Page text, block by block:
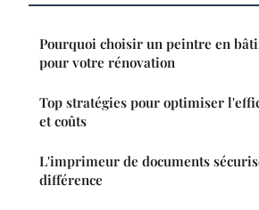
Pourquoi choisir un peintre en
pour votre rénovation
Top stratégies pour optimiser
et coûts
L'imprimeur de documents
différence